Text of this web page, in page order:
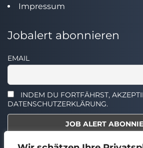
Impressum
Jobalert abonnieren
EMAIL
INDEM DU FORTFÄHRST,
DATENSCHUTZERKLÄRUNG.